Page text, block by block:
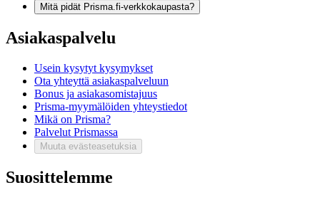
Mitä pidät Prisma.fi-verkkokaupasta?
Asiakaspalvelu
Usein kysytyt kysymykset
Ota yhteyttä asiakaspalveluun
Bonus ja asiakasomistajuus
Prisma-myymälöiden yhteystiedot
Mikä on Prisma?
Palvelut Prismassa
Muuta evästeasetuksia
Suosittelemme